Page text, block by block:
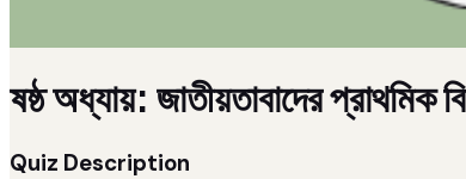
ষষ্ঠ অধ্যায়: জাতীয়তাবাদের
Quiz Description